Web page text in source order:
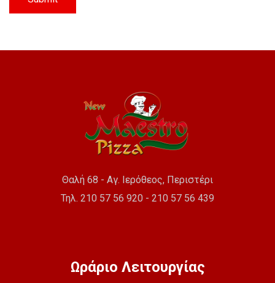
Θαλή 68 - Αγ. Ιερόθεος, Περιστέρι
Τηλ. 210 57 56 920 - 210 57 56 439
Ωράριο Λειτουργίας